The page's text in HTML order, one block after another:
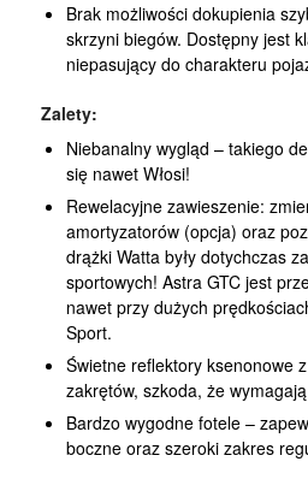
Brak możliwości dokupienia
skrzyni biegów. Dostępny jest
niepasujący do charakteru
Zalety:
Niebanalny wygląd – takiego
się nawet Włosi!
Rewelacyjne zawieszenie:
amortyzatorów (opcja) oraz
drążki Watta były dotychczas
sportowych! Astra GTC jest
nawet przy dużych
Sport.
Świetne reflektory ksenonowe
zakrętów, szkoda, że
Bardzo wygodne fotele –
boczne oraz szeroki zakres